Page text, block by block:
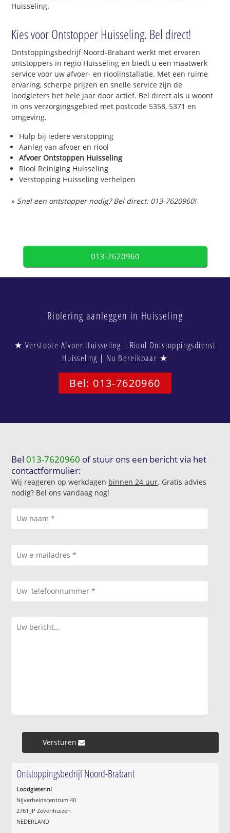
Huisseling.
Kies voor Ontstopper Huisseling. Bel direct!
Ontstoppingsbedrijf Noord-Brabant werkt met ervaren
ontstoppers in regio Huisseling en biedt u een maatwerk
service voor uw afvoer- en rioolinstallatie. Met een ruime
ervaring, scherpe prijzen en snelle service zijn de
loodgieters het hele jaar door actief. Bel direct als u woont
in ons verzorgingsgebied met postcode 5358, 5371 en
omgeving.
Hulp bij iedere verstopping
Aanleg van afvoer en riool
Afvoer Ontstoppen Huisseling
Riool Reiniging Huisseling
Verstopping Huisseling verhelpen
» Snel een ontstopper nodig? Bel direct: 013-7620960!
013-7620960
Riolering aanleggen in Huisseling
★ Verstopte Afvoer Huisseling | Riool Ontstoppingsdienst
Huisseling | Nu Bereikbaar ★
Bel: 013-7620960
Bel013-7620960 of stuur ons een bericht via het
contactformulier:
Wij reageren op werkdagen binnen 24 uur. Gratis advies
nodig? Bel ons vandaag nog!
Versturen »
Ontstoppingsbedrijf Noord-Brabant
Loodgieter.nl
Nijverheidscentrum 40
2761 JP Zevenhuizen
NEDERLAND